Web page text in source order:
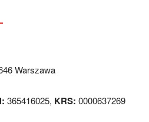
Warszawa
365416025, KRS: 0000637269